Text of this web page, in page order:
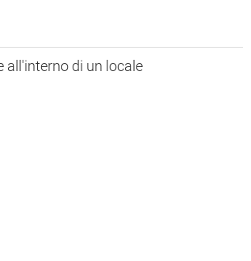
all'interno di un locale